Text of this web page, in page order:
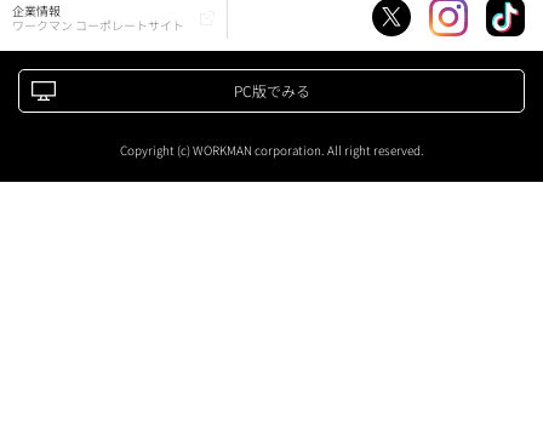
企業情報
ワークマン コーポレートサイト
PC版でみる
Copyright (c) WORKMAN corporation. All right reserved.